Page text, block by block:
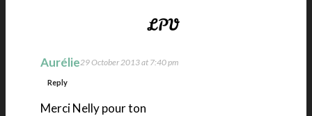
Aurélie29 October 2013 at 7:40 pm
Reply
Merci Nelly pour ton